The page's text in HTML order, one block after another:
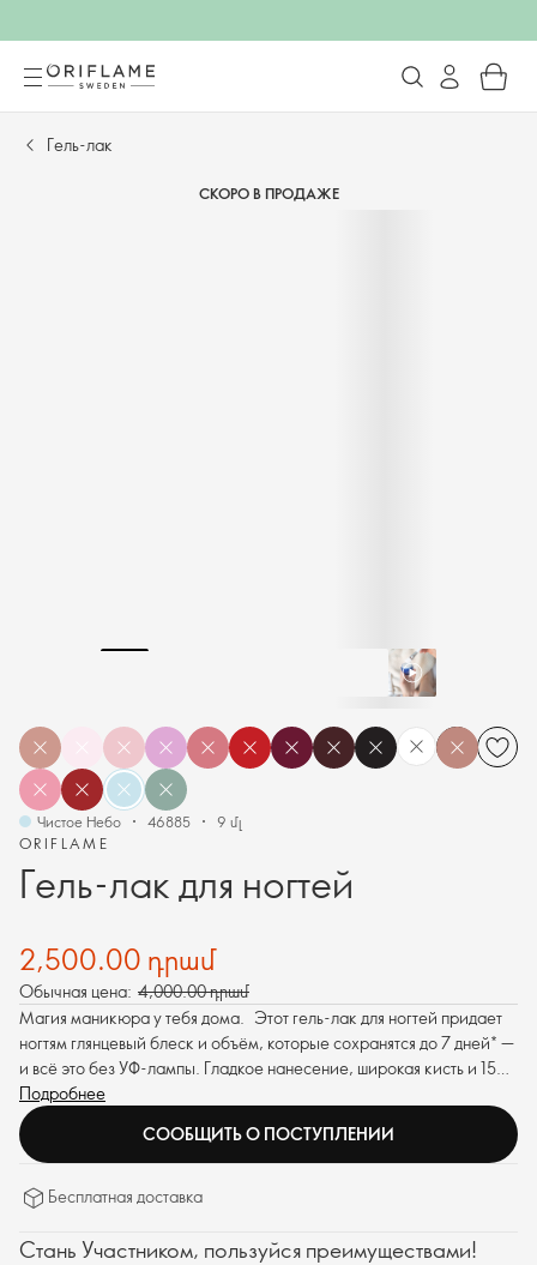
Гель-лак
СКОРО В ПРОДАЖЕ
ORIFLAME
Гель-лак для ногтей
Чистое Небо 46885 9 մլ
2,500.00 դրամ
Обычная цена: 4,000.00 դրամ
Магия маникюра у тебя дома. Этот гель-лак для ногтей придает
ногтям глянцевый блеск и объём, которые сохранятся до 7 дней* —
и всё это без УФ-лампы. Гладкое нанесение, широкая кисть и 15
ярких оттенков для идеального домашнего маникюра.
Подробнее
СООБЩИТЬ О ПОСТУПЛЕНИИ
Бесплатная доставка
Стань Участником, пользуйся преимуществами!